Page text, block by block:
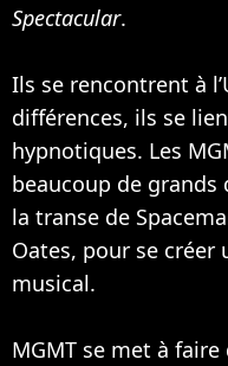
Spectacular.
Ils se rencontrent à
différences, ils se
hypnotiques. Les
beaucoup de
la transe de
Oates, pour se créer
musical.
MGMT se met à